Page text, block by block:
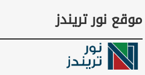
موقع نور تريندز